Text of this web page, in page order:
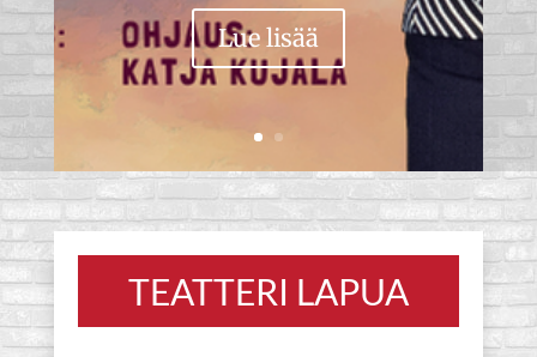
Lue lisää
TEATTERI LAPUA